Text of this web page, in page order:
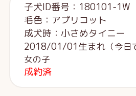
子犬ID番号：180101-1W
毛色：アプリコット
成犬時：小さめタイニー
2018/01/01生まれ （今
女の子
成約済